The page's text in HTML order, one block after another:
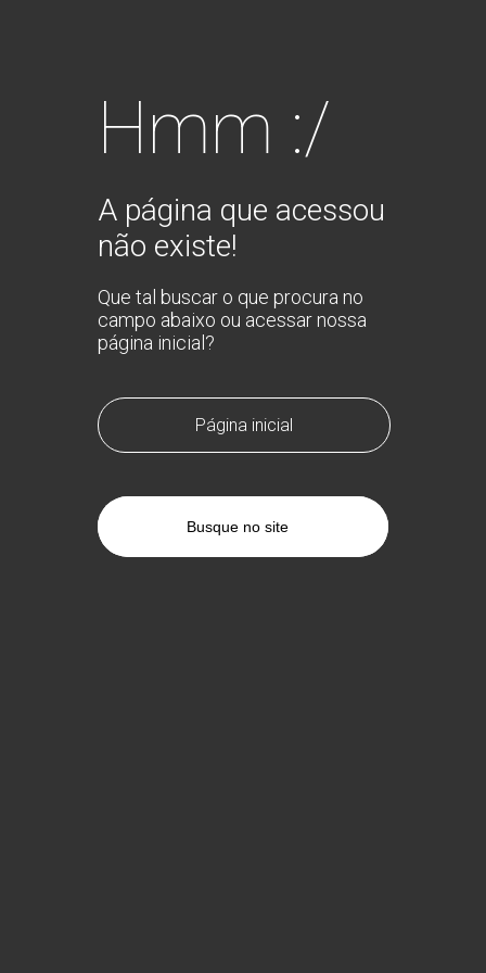
Hmm :/
A página que acessou
não existe!
Que tal buscar o que procura no
campo abaixo ou acessar nossa
página inicial?
Página inicial